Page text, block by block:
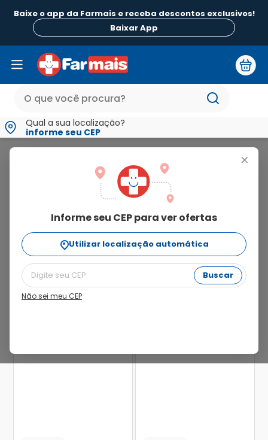
Baixe o app da Farmais e receba descontos exclusivos!
Baixar App
Qual a sua localização?
informe seu CEP
+
Informe seu CEP para ver ofertas
Utilizar localização automática
Buscar
Não sei meu CEP
Ordenar Por
relevância
24%